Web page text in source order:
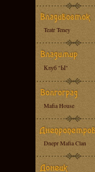
Teatr Teney
Клуб "Ы"
Mafia House
Dnepr Mafia Clan